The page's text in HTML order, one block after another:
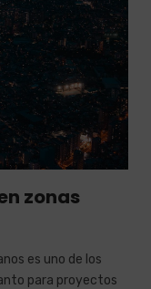
zonas
es uno de los
para proyectos